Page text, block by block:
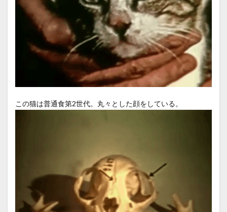
この猫は普通食第2世代。丸々とした顔をしている。